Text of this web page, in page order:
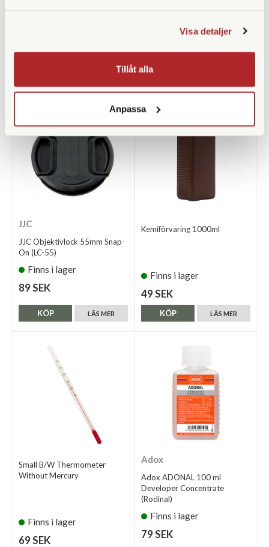
Visa detaljer
Tillåt alla
Anpassa
JJC
JJC Objektivlock 55mm Snap-
On (LC-55)
Finns i lager
89 SEK
LÄS MER
KÖP
Kemiförvaring 1000ml
Finns i lager
49 SEK
LÄS MER
KÖP
Small B/W Thermometer
Without Mercury
Finns i lager
69 SEK
Adox
Adox ADONAL 100 ml
Developer Concentrate
(Rodinal)
Finns i lager
79 SEK